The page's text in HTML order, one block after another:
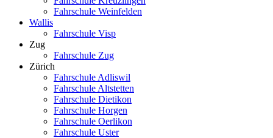
Fahrschule Weinfelden
Wallis
Fahrschule Visp
Zug
Fahrschule Zug
Zürich
Fahrschule Adliswil
Fahrschule Altstetten
Fahrschule Dietikon
Fahrschule Horgen
Fahrschule Oerlikon
Fahrschule Uster